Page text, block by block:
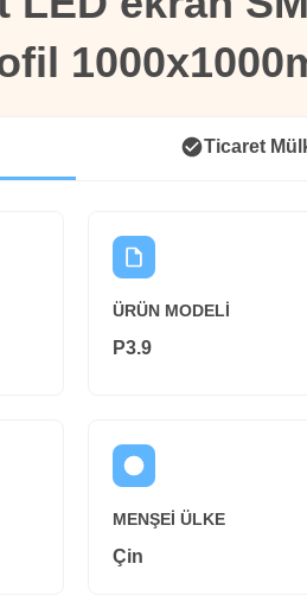
LED ekran
Ticaret
ÜRÜN MODELI
P3.9
MENŞEI ÜLKE
Çin